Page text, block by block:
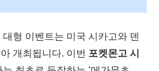
형 이벤트는 미국 시카고와 덴
개최됩니다. 이번 포켓몬고 시